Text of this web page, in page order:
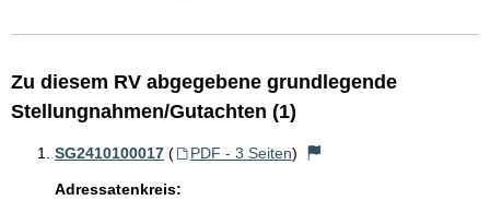
Zu diesem RV abgegebene grundlegende
Stellungnahmen/Gutachten (1)
SG2410100017 ( PDF - 3 Seiten)
Adressatenkreis: